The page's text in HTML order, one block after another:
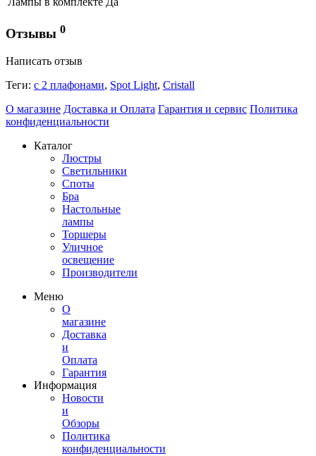
Отзывы 0
Написать отзыв
Теги: с 2 плафонами, Spot Light, Cristall
О магазине Доставка и Оплата Гарантия и сервис Политика
конфиденциальности
Каталог
Люстры
Светильники
Споты
Бра
Настольные
лампы
Торшеры
Уличное
освещение
Производители
Меню
О
магазине
Доставка
и
Оплата
Гарантия
Информация
Новости
и
Обзоры
Политика
конфиденциальности